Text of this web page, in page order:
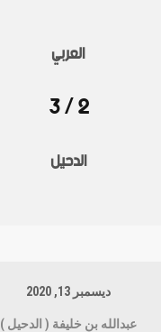
العربي
2 / 3
الدحيل
ديسمبر 13, 2020
عبدالله بن خليفة ( الدحيل )